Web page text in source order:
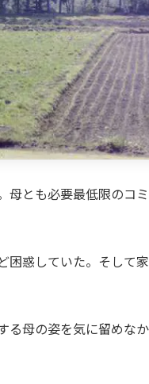
とも必要最低限のコ
惑していた。そして
母の姿を気に留めなか